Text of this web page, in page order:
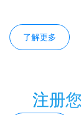
了解更多
注册